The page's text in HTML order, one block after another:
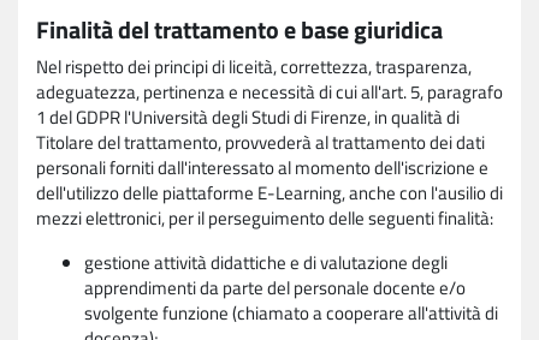
Finalità del trattamento e base giuridica
Nel rispetto dei principi di liceità, correttezza, trasparenza,
adeguatezza, pertinenza e necessità di cui all'art. 5, paragrafo
1 del GDPR l'Università degli Studi di Firenze, in qualità di
Titolare del trattamento, provvederà al trattamento dei dati
personali forniti dall'interessato al momento dell'iscrizione e
dell'utilizzo delle piattaforme E-Learning, anche con l'ausilio di
mezzi elettronici, per il perseguimento delle seguenti finalità:
gestione attività didattiche e di valutazione degli
apprendimenti da parte del personale docente e/o
svolgente funzione (chiamato a cooperare all'attività di